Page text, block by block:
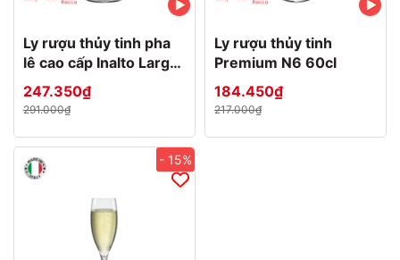
Ly rượu thủy tinh pha
lê cao cấp Inalto Large
56cl
247.350₫
291.000₫
Ly rượu thủy tinh
Premium N6 60cl
184.450₫
217.000₫
- 15%